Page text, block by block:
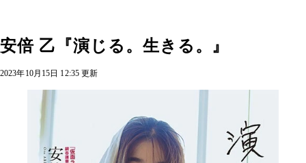
安倍 乙『演じる。生きる。』
2023年10月15日 12:35 更新